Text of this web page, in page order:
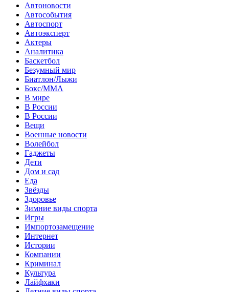
Автоновости
Автособытия
Автоспорт
Автоэксперт
Актеры
Аналитика
Баскетбол
Безумный мир
Биатлон/Лыжи
Бокс/MMA
В мире
В России
В России
Вещи
Военные новости
Волейбол
Гаджеты
Дети
Дом и сад
Еда
Звёзды
Здоровье
Зимние виды спорта
Игры
Импортозамещение
Интернет
Истории
Компании
Криминал
Культура
Лайфхаки